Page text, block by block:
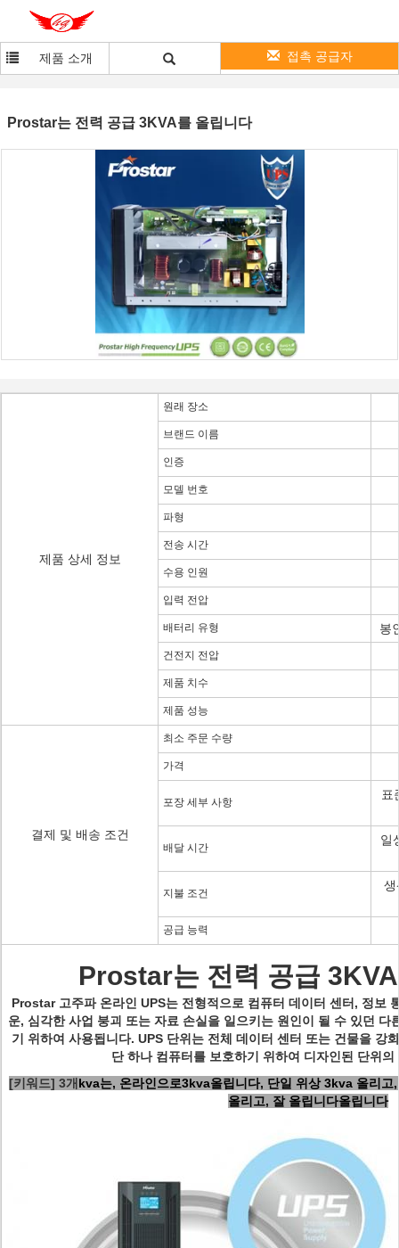
제품 소개 접촉 공급자
Prostar는 전력 공급 3KVA를 올립니다
제품 상세 정보
원래 장소
브랜드 이름
인증
모델 번호
파형
전송 시간
수용 인원
입력 전압
배터리 유형 봉
건전지 전압
제품 치수
제품 성능
결제 및 배송 조건
최소 주문 수량
가격
포장 세부 사항
표
배달 시간
일
지불 조건
생
공급 능력
Prostar는 전력 공급
Prostar 고주파 온라인 UPS는 전형적으로 컴퓨터 데이터 센터, 정보
운, 심각한 사업 붕괴 또는 자료 손실을 일으키는 원인이 될 수 있던 다
기 위하여 사용됩니다. UPS 단위는 전체 데이터 센터 또는 건물을 강
단 하나 컴퓨터를 보호하기 위하여 디자인된 단위
[키워드] 3개 kva는, 온라인으로3kva올립니다, 단일 위상 3kva 올리
올리고, 잘 올립니다올립니다